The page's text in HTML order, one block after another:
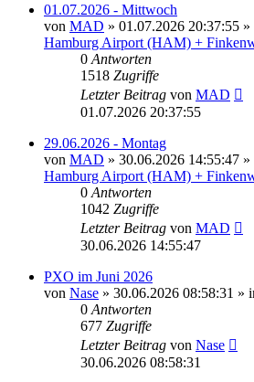
01.07.2026 - Mittwoch
von MAD » 01.07.2026 20:37:55 »
Hamburg Airport (HAM) +
0 Antworten
1518 Zugriffe
Letzter Beitrag von MAD
01.07.2026 20:37:55
29.06.2026 - Montag
von MAD » 30.06.2026 14:55:47 »
Hamburg Airport (HAM) +
0 Antworten
1042 Zugriffe
Letzter Beitrag von MAD
30.06.2026 14:55:47
PXO im Juni 2026
von Nase » 30.06.2026 08:58:31 »
0 Antworten
677 Zugriffe
Letzter Beitrag von Nase
30.06.2026 08:58:31